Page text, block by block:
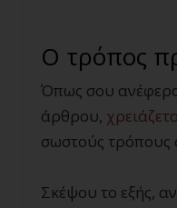
Ο τρόπος
Όπως σου
άρθρου,
σωστούς τρόπους
Σκέψου το εξής,